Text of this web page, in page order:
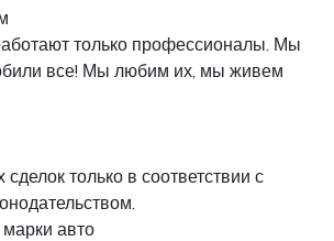
только профессионалы. Мы
все! Мы любим их, мы живем
только в соответствии с
авто